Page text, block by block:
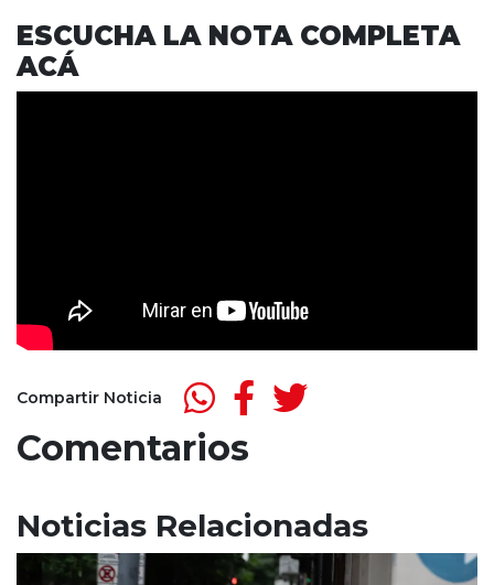
ESCUCHA LA NOTA COMPLETA
ACÁ
Compartir Noticia
Comentarios
Noticias Relacionadas